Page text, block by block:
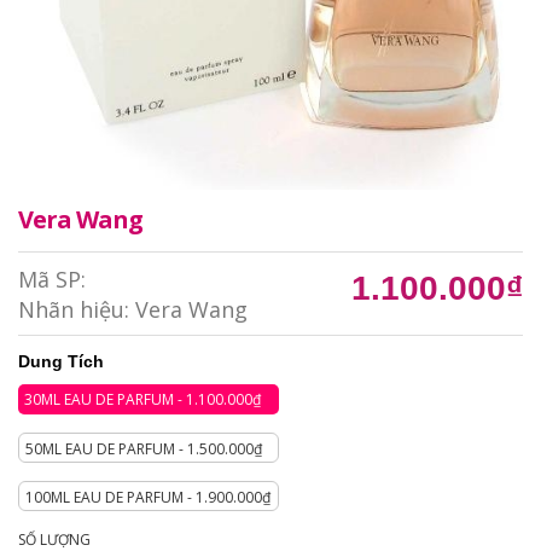
Vera Wang
Mã SP:
Nhãn hiệu: Vera Wang
1.100.000₫
Dung Tích
30ML EAU DE PARFUM - 1.100.000₫
50ML EAU DE PARFUM - 1.500.000₫
100ML EAU DE PARFUM - 1.900.000₫
SỐ LƯỢNG